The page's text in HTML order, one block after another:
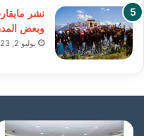
نشر
وبعض
يوليو 2, 2023